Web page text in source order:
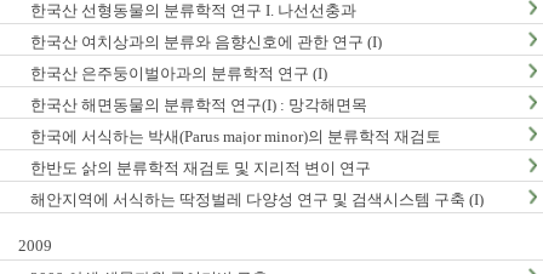
한국산 선형동물의 분류학적 연구 I. 나선선충과
한국산 여치상과의 분류와 음향신호에 관한 연구 (I)
한국산 은주둥이벌아과의 분류학적 연구 (I)
한국산 해면동물의 분류학적 연구(I) : 망각해면목
한국에 서식하는 박새(Parus major minor)의 분류학적 재검토
한반도 삵의 분류학적 재검토 및 지리적 변이 연구
해안지역에 서식하는 딱정벌레 다양성 연구 및 검색시스템 구축 (I)
2009